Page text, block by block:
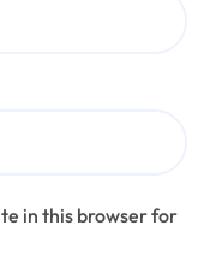
in this browser for